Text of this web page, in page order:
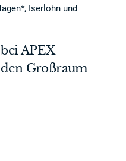
Iserlohn und
APEX
Großraum